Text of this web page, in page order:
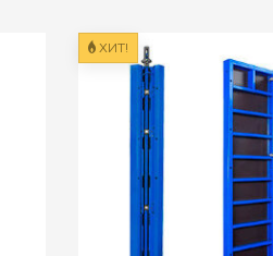
ХИТ!